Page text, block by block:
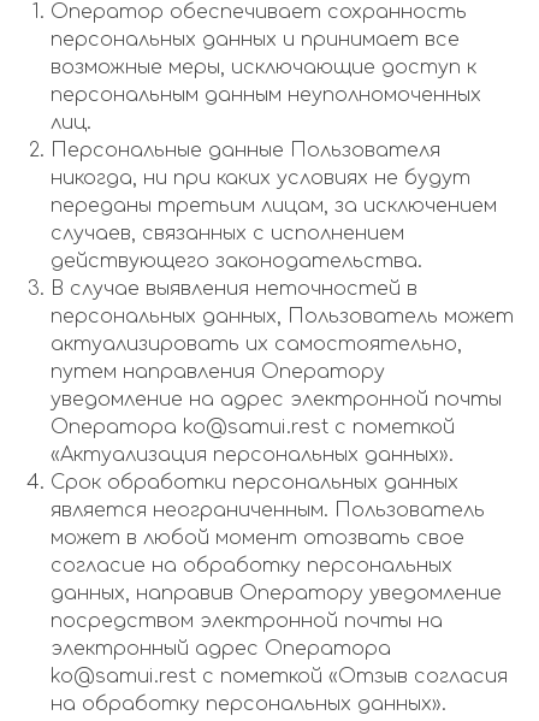
Оператор обеспечивает сохранность
персональных данных и принимает все
возможные меры, исключающие доступ к
персональным данным неуполномоченных
лиц.
Персональные данные Пользователя
никогда, ни при каких условиях не будут
переданы третьим лицам, за исключением
случаев, связанных с исполнением
действующего законодательства.
В случае выявления неточностей в
персональных данных, Пользователь может
актуализировать их самостоятельно,
путем направления Оператору
уведомление на адрес электронной почты
Оператора ko@samui.rest с пометкой
«Актуализация персональных данных».
Срок обработки персональных данных
является неограниченным. Пользователь
может в любой момент отозвать свое
согласие на обработку персональных
данных, направив Оператору уведомление
посредством электронной почты на
электронный адрес Оператора
ko@samui.rest с пометкой «Отзыв согласия
на обработку персональных данных».